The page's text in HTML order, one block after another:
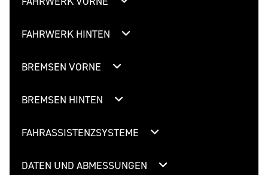
FAHRWERK HINTEN
BREMSEN VORNE
BREMSEN HINTEN
FAHRASSISTENZSYSTEME
DATEN UND ABMESSUNGEN